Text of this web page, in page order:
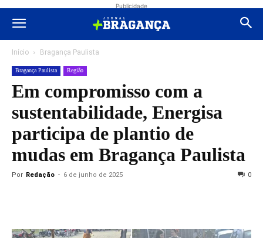
Publicidade
Início Bragança Paulista
Bragança Paulista Região
Em compromisso com a
sustentabilidade, Energisa
participa de plantio de
mudas em Bragança Paulista
Por Redação - 6 de junho de 2025 0